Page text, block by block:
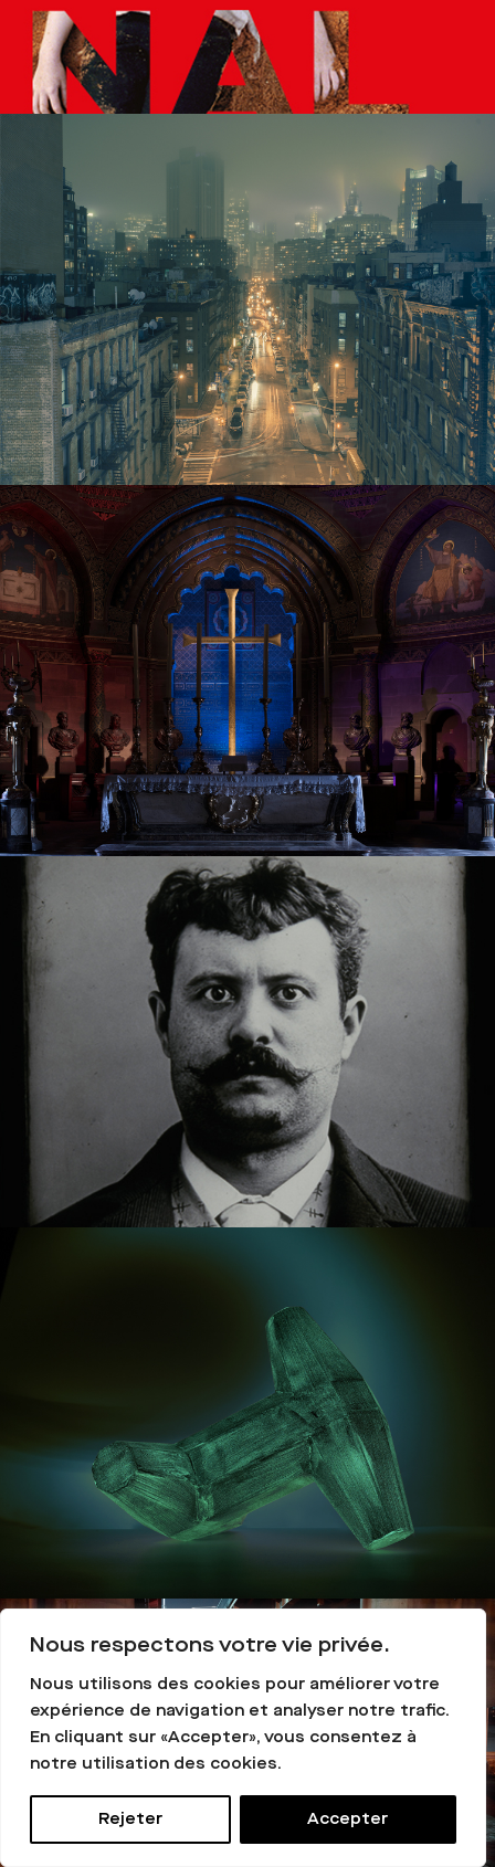
Nous respectons votre vie privée.
Nous utilisons des cookies pour améliorer votre
expérience de navigation et analyser notre trafic.
En cliquant sur «Accepter», vous consentez à
notre utilisation des cookies.
Rejeter Accepter